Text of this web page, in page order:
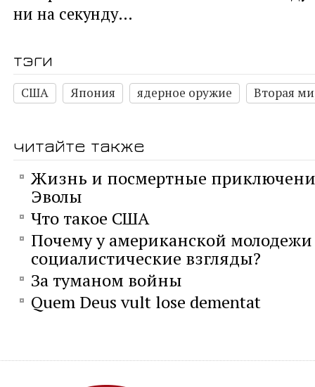
ни на секунду…
тэги
США Япония ядерное оружие Вторая
читайте также
Жизнь и посмертные
Эволы
Что такое США
Почему у американской молодежи
социалистические взгляды?
За туманом войны
Quem Deus vult lose dementat